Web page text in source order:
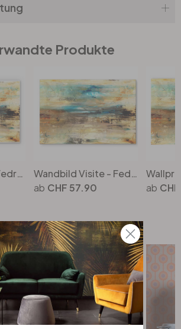
Produkte
Hartschaumbild Fedrau - Visite
Wandbild Visite - Fedrau - Alu-Dibond
CHF 57.90
Top Seller